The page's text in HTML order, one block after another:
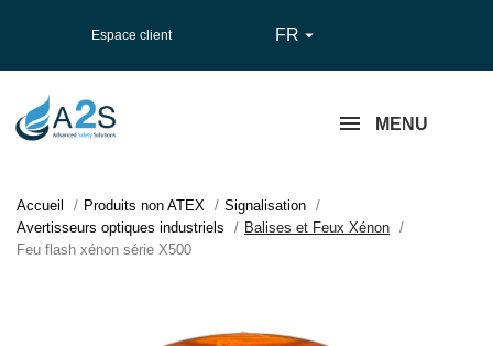
Espace client FR 
MENU
Accueil Produits non ATEX
Signalisation
Avertisseurs optiques industriels
Balises et Feux Xénon
Feu flash xénon série X500